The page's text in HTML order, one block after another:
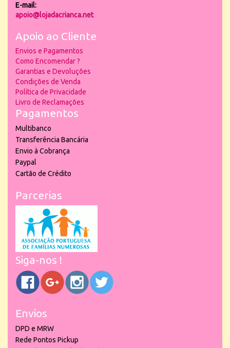
E-mail:
apoio@lojadacrianca.net
Apoio ao Cliente
Envios e Pagamentos
Como Encomendar ?
Garantias e Devoluções
Condições de Venda
Política de Privacidade
Livro de Reclamações
Pagamentos
Multibanco
Transferência Bancária
Envio à Cobrança
Paypal
Cartão de Crédito
Parcerias
Siga-nos !
Envios
DPD e MRW
Rede Pontos Pickup